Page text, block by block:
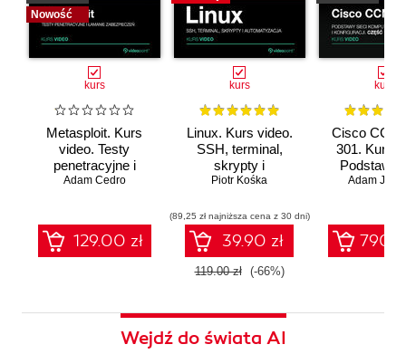
Nowość
kurs
Metasploit. Kurs
video. Testy
penetracyjne i
łamanie
Adam Cedro
129.00 zł
kurs
Linux. Kurs video.
SSH, terminal,
skrypty i
automatyzacja
Piotr Kośka
(89,25 zł najniższa cena z 30 dni)
39.90 zł
119.00 zł (-66%)
kurs
Cisco
301. Kurs
Podstawy
Adam
Wejdź do świata AI